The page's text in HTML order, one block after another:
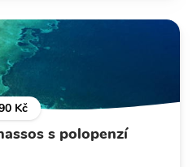
Kč
s polopenzí